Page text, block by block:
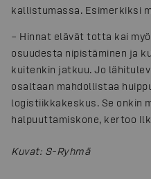
kallistumassa. Esimerkiksi
– Hinnat elävät totta kai
osuudesta nipistäminen ja
kuitenkin jatkuu. Jo
osaltaan mahdollistaa
logistiikkakeskus. Se onkin
halpuuttamiskone, kertoo
Kuvat: S-Ryhmä